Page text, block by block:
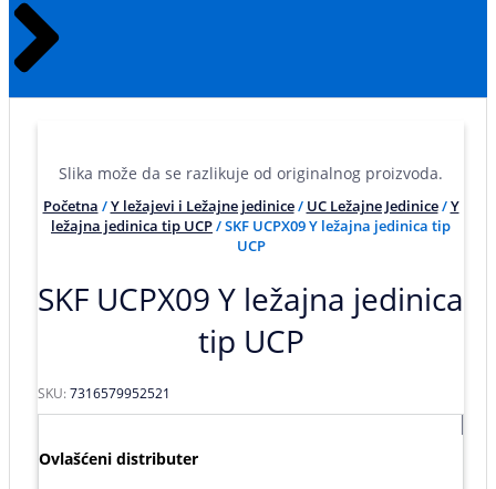
Slika može da se razlikuje od originalnog proizvoda.
Početna /Y ležajevi i Ležajne jedinice/ UC Ležajne Jedinice/Y
ležajna jedinica tip UCP/ SKF UCPX09 Y ležajna jedinica tip
UCP
SKF UCPX09 Y ležajna jedinica
tip UCP
SKU:7316579952521
Ovlašćeni distributer